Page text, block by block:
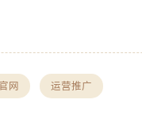
网 运营推广